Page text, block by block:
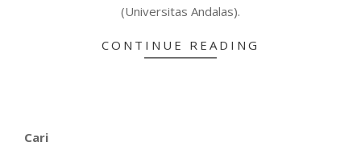
(Universitas Andalas).
CONTINUE READING
Cari